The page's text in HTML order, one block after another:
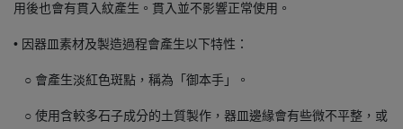
用後也會有貫入紋產生。貫入並不影響正常使用。
• 因器皿素材及製造過程會產生以下特性：
○ 會產生淡紅色斑點，稱為「御本手」。
○ 使用含較多石子成分的土質製作，器皿邊緣會有些微不平整，或